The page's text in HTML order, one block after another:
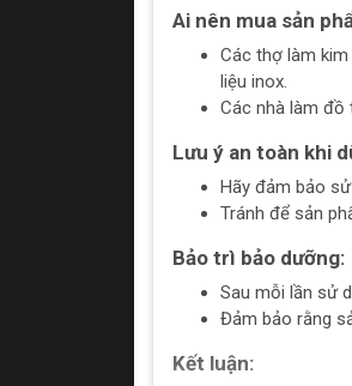
Ai nên mua sản
Các thợ làm
liệu inox.
Các nhà làm đồ
Lưu ý an toàn khi
Hãy đảm bảo
Tránh để sản
Bảo trì bảo dưỡng:
Sau mỗi lần sử
Đảm bảo rằng
Kết luận: